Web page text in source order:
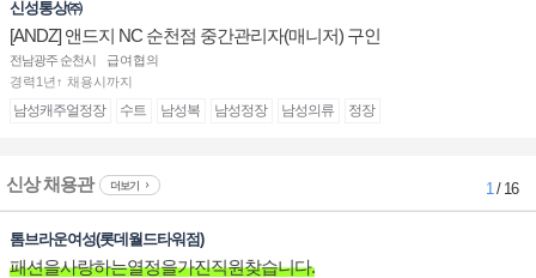
신성통상㈜
[ANDZ] 앤드지 NC 순천점 중간관리자(매니저) 구인
전남광주 순천시
급여협의
경력1년↑ 채용시까지
남성캐주얼정장 수트 남성복 남성정장 남성의류 정장
신상 채용관 더보기 1/ 16
톰브라운여성(롯데월드타워점)
패션을사랑하는열정을가진직원찾습니다.